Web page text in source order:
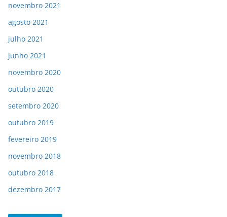
novembro 2021
agosto 2021
julho 2021
junho 2021
novembro 2020
outubro 2020
setembro 2020
outubro 2019
fevereiro 2019
novembro 2018
outubro 2018
dezembro 2017